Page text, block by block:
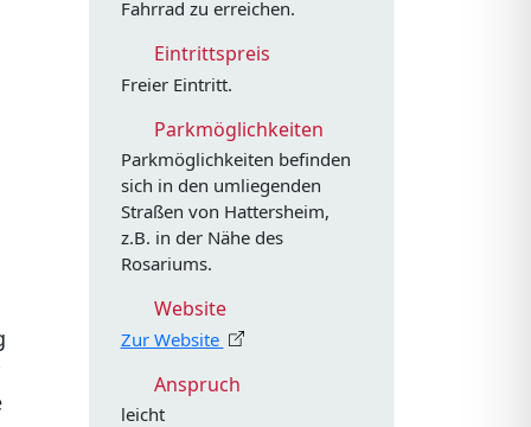
Fahrrad zu erreichen.
Eintrittspreis
Freier Eintritt.
Parkmöglichkeiten
Parkmöglichkeiten befinden
sich in den umliegenden
Straßen von Hattersheim,
z.B. in der Nähe des
Rosariums.
Website
Zur Website
Anspruch
leicht